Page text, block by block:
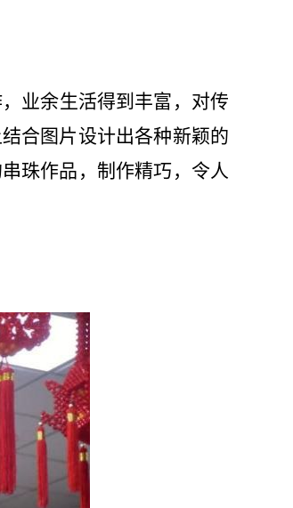
业余生活得到丰富，对传
合图片设计出各种新颖的
珠作品，制作精巧，令人